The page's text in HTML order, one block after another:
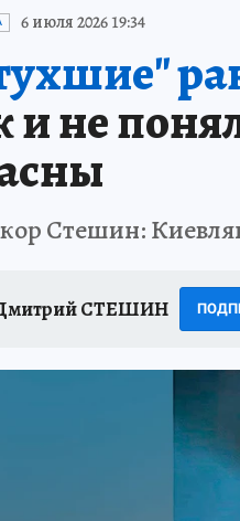
ИСПЫТАНО НА СЕБЕ
6 июля 2026 19:34
и не
Стешин:
СТЕШИН